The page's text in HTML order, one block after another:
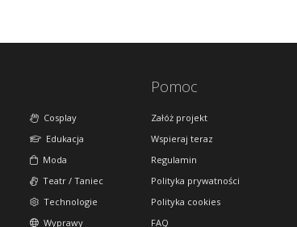
Cosplay
Edukacja
Moda
Teatr / Taniec
Technologie
Wyprawy
Pomoc
Załóż projekt
Wspieraj teraz
Regulamin
Polityka prywatności
Polityka cookies
FAQ